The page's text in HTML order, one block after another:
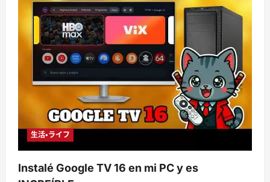
生活・ライフ
Instalé Google TV 16 en mi PC y es